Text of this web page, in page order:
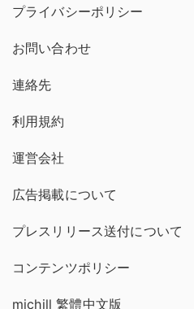
プライバシーポリシー
お問い合わせ
連絡先
利用規約
運営会社
広告掲載について
プレスリリース送付について
コンテンツポリシー
michill 繁體中文版